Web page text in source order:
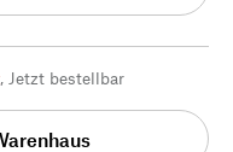
, Jetzt bestellbar